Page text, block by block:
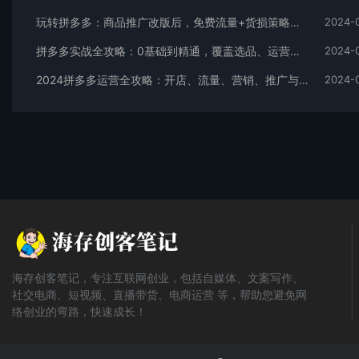
玩转拼多多：商品推广改版后，免费流量+货损策略打造爆款新法（无水印） 2024-
拼多多实战全攻略：0基础到精通，覆盖选品、运营、推广、起款 2024-
2024拼多多运营全攻略：开店、流量、营销、推广与商品发布技巧（无水印） 2024-
海存创客笔记，专注互联网创业，包括自媒体、文案写作、
社交电商、短视频、直播带货、电商运营 等，帮助您避免网
络创业的弯路，快速成长！